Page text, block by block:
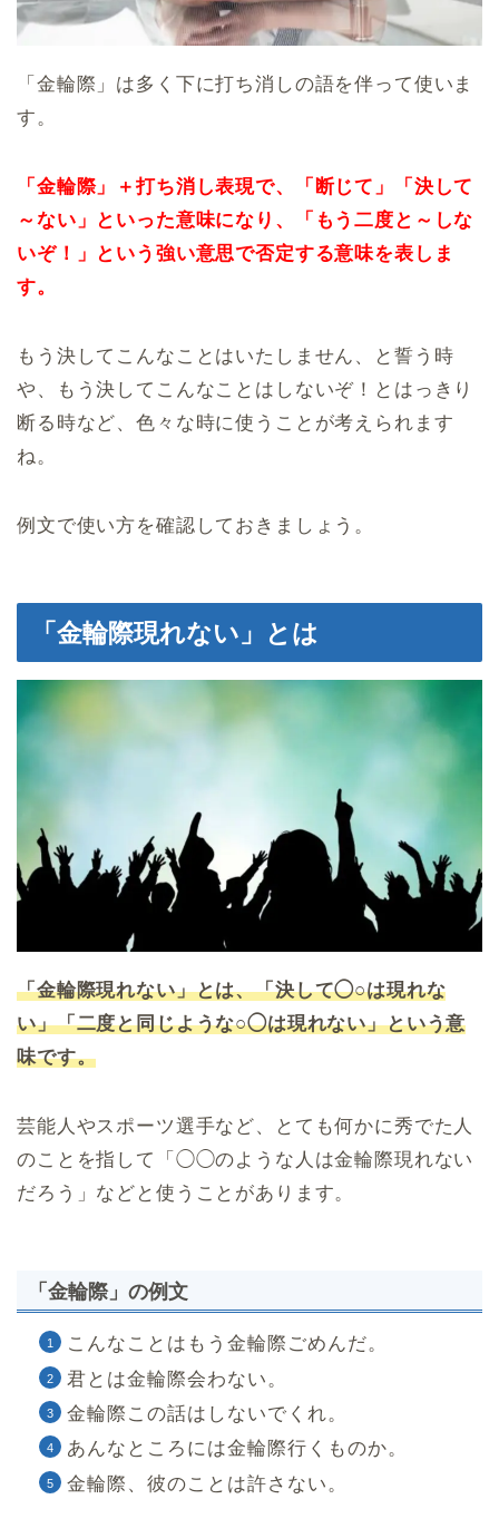
「金輪際」は多く下に打ち消しの語を伴って使いま
す。
「金輪際」＋打ち消し表現で、「断じて」「決して
～ない」といった意味になり、「もう二度と～しな
いぞ！」という強い意思で否定する意味を表しま
す。
もう決してこんなことはいたしません、と誓う時
や、もう決してこんなことはしないぞ！とはっきり
断る時など、色々な時に使うことが考えられます
ね。
例文で使い方を確認しておきましょう。
「金輪際現れない」とは
「金輪際現れない」とは、「決して◯○は現れな
い」「二度と同じような○◯は現れない」という意
味です。
芸能人やスポーツ選手など、とても何かに秀でた人
のことを指して「◯◯のような人は金輪際現れない
だろう」などと使うことがあります。
「金輪際」の例文
こんなことはもう金輪際ごめんだ。
君とは金輪際会わない。
金輪際この話はしないでくれ。
あんなところには金輪際行くものか。
金輪際、彼のことは許さない。